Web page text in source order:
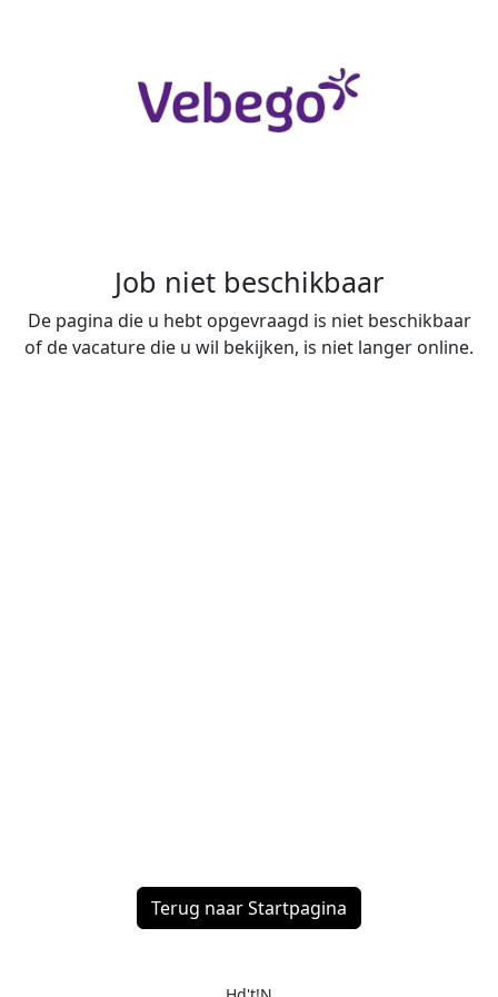
Job niet beschikbaar
De pagina die u hebt opgevraagd is niet beschikbaar
of de vacature die u wil bekijken, is niet langer online.
Terug naar Startpagina